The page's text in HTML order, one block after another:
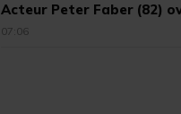
Acteur Peter Faber (82)
07:06